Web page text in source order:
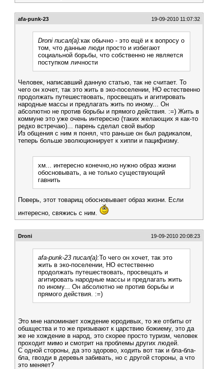
afa-punk-23 19-09-2010 11:07:32
Droni писал(а):как обычно - это ещё и к вопросу о
том, что данные люди просто и избегают
социальной борьбы, что собственно не является
поступком личности
Человек, написавший данную статью, так не считает. То
чего он хочет, так это жить в эко-поселении, НО естественно
продолжать путешествовать, просвещать и агитировать
народные массы и предлагать жить по иному... Он
абсолютно не против борьбы и прямого действия. :=) Жить в
коммуне это уже очень интересно (таких желающих я как-то
редко встречаю)... парень сделал свой выбор
Из общения с ним я понял, что раньше он был радикалом,
теперь больше эволюционирует к хиппи и пацифизму.
хм... интересно конечно,но нужно образ жизни
обосновывать, а не только существующий
гавнить
Поверь, этот товарищ обосновывает образ жизни. Если
интересно, свяжись с ним.
Droni 19-09-2010 20:08:23
afa-punk-23 писал(а):То чего он хочет, так это
жить в эко-поселении, НО естественно
продолжать путешествовать, просвещать и
агитировать народные массы и предлагать жить
по иному... Он абсолютно не против борьбы и
прямого действия. :=)
Это мне напоминает хождение юродивых, то же отбиты от
обшщества и то же призывают к царствию божиему, это да
же не хождение в народ, это скорее просто туризм, человек
проходит мимо и смотрит на проблемы других людей.
С одной стороны, да это здорово, ходить вот так и бла-бла-
бла, гвозди в деревья забивать, но с другой стороны, а что
это меняет?